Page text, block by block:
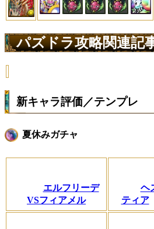
パズドラ攻略関連記
新キャラ評価／テンプレ
夏休みガチャ
エルフリーデ
VSフィアメル
ヘ
ティア